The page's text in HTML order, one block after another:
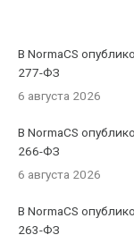
В NormaCS
277-ФЗ
6 августа 2026
В NormaCS
266-ФЗ
6 августа 2026
В NormaCS
263-ФЗ